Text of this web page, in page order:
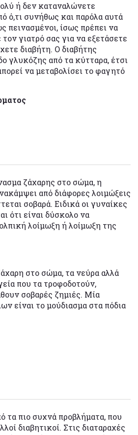
ή δεν καταναλώνετε
ό,τι συνήθως και παρόλα αυτά
πεινασμένοι, ίσως πρέπει να
γιατρό σας για να εξετάσετε
διαβήτη. Ο διαβήτης
γλυκόζης από τα κύτταρα, έτσι
να μεταβολίσει το φαγητό
ζάχαρης στο σώμα, η
από διάφορες λοιμώξεις
σοβαρά. Ειδικά οι γυναίκες
ότι είναι δύσκολο να
λοίμωξη ή λοίμωξη της
στο σώμα, τα νεύρα αλλά
που τα τροφοδοτούν,
σοβαρές ζημιές. Μία
είναι το μούδιασμα στα πόδια
τα πιο συχνά προβλήματα, που
διαβητικοί. Στις διαταραχές